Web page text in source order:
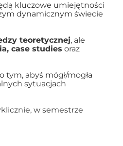
kluczowe umiejętności
dynamicznym świecie
teoretycznej, ale
case studies oraz
tym, abyś mógł/mogła
sytuacjach
w semestrze